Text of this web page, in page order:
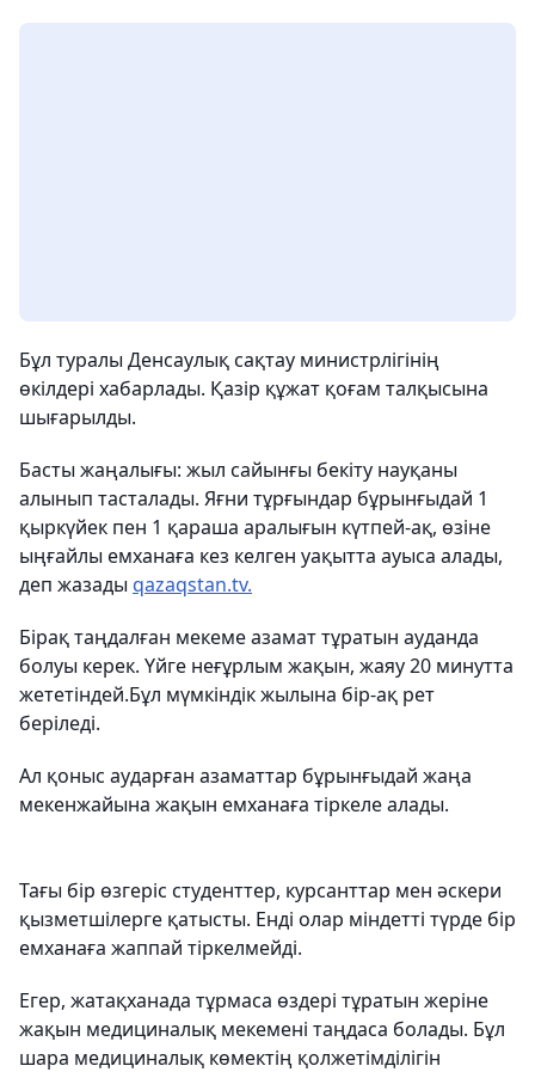
Бұл туралы Денсаулық сақтау министрлігінің
өкілдері хабарлады. Қазір құжат қоғам талқысына
шығарылды.
Басты жаңалығы: жыл сайынғы бекіту науқаны
алынып тасталады. Яғни тұрғындар бұрынғыдай 1
қыркүйек пен 1 қараша аралығын күтпей-ақ, өзіне
ыңғайлы емханаға кез келген уақытта ауыса алады,
деп жазады qazaqstan.tv.
Бірақ таңдалған мекеме азамат тұратын ауданда
болуы керек. Үйге неғұрлым жақын, жаяу 20 минутта
жететіндей.Бұл мүмкіндік жылына бір-ақ рет
беріледі.
Ал қоныс аударған азаматтар бұрынғыдай жаңа
мекенжайына жақын емханаға тіркеле алады.
Тағы бір өзгеріс студенттер, курсанттар мен әскери
қызметшілерге қатысты. Енді олар міндетті түрде бір
емханаға жаппай тіркелмейді.
Егер, жатақханада тұрмаса өздері тұратын жеріне
жақын медициналық мекемені таңдаса болады. Бұл
шара медициналық көмектің қолжетімділігін